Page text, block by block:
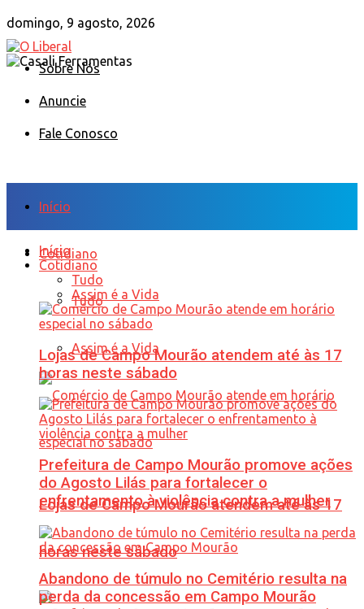
domingo, 9 agosto, 2026
Sobre Nós
Anuncie
Fale Conosco
Início
Cotidiano
Tudo
Assim é a Vida
Lojas de Campo Mourão atendem até às 17
horas neste sábado
Início
Cotidiano
Tudo
Assim é a Vida
Lojas de Campo Mourão atendem até às 17
horas neste sábado
Prefeitura de Campo Mourão promove ações
do Agosto Lilás para fortalecer o
enfrentamento à violência contra a mulher
Abandono de túmulo no Cemitério resulta na
perda da concessão em Campo Mourão